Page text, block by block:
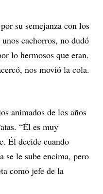
su semejanza con los
cachorros, no dudó
lo hermosos que eran.
nos movió la cola.
animados de los años
“Él es muy
Él decide cuando
se le sube encima, pero
como jefe de la